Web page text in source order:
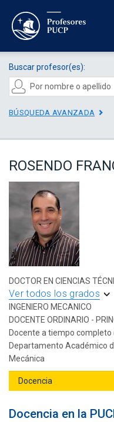
Buscar profesor(es):
BÚSQUEDA AVANZADA
ROSENDO
DOCTOR EN CIENCIAS
Ver todos los grados
INGENIERO MECANICO
DOCENTE ORDINARIO -
Docente a tiempo completo
Departamento Académico
Mecánica
Docencia en la